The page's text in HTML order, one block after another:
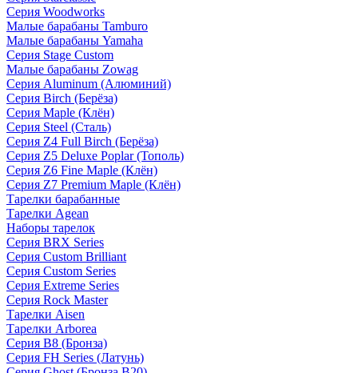
Серия Woodworks
Малые барабаны Tamburo
Малые барабаны Yamaha
Серия Stage Custom
Малые барабаны Zowag
Серия Aluminum (Алюминий)
Серия Birch (Берёза)
Серия Maple (Клён)
Серия Steel (Сталь)
Серия Z4 Full Birch (Берёза)
Серия Z5 Deluxe Poplar (Тополь)
Серия Z6 Fine Maple (Клён)
Серия Z7 Premium Maple (Клён)
Тарелки барабанные
Тарелки Agean
Наборы тарелок
Серия BRX Series
Серия Custom Brilliant
Серия Custom Series
Серия Extreme Series
Серия Rock Master
Тарелки Aisen
Тарелки Arborea
Серия B8 (Бронза)
Серия FH Series (Латунь)